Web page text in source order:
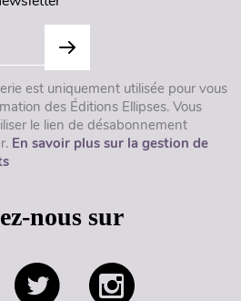
est uniquement utilisée pour vous
des Éditions Ellipses. Vous
le lien de désabonnement
En savoir plus sur la gestion de
nous sur